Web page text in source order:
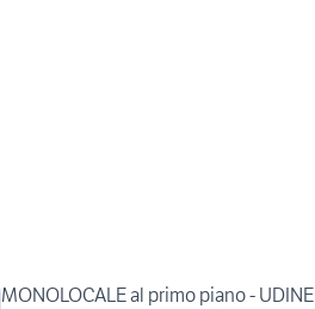
MONOLOCALE al primo piano - UDINE